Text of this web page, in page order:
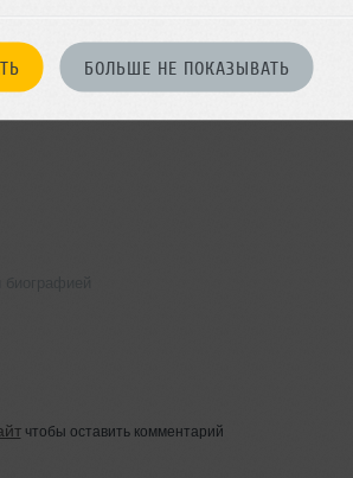
БОЛЬШЕ НЕ ПОКАЗЫВАТЬ
чтобы оставить комментарий